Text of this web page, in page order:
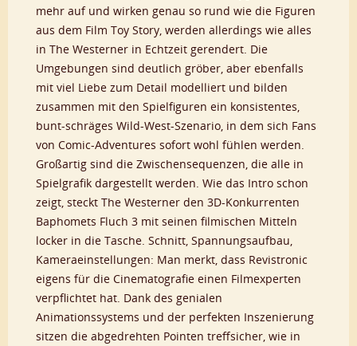
mehr auf und wirken genau so rund wie die Figuren
aus dem Film Toy Story, werden allerdings wie alles
in The Westerner in Echtzeit gerendert. Die
Umgebungen sind deutlich gröber, aber ebenfalls
mit viel Liebe zum Detail modelliert und bilden
zusammen mit den Spielfiguren ein konsistentes,
bunt-schräges Wild-West-Szenario, in dem sich Fans
von Comic-Adventures sofort wohl fühlen werden.
Großartig sind die Zwischensequenzen, die alle in
Spielgrafik dargestellt werden. Wie das Intro schon
zeigt, steckt The Westerner den 3D-Konkurrenten
Baphomets Fluch 3 mit seinen filmischen Mitteln
locker in die Tasche. Schnitt, Spannungsaufbau,
Kameraeinstellungen: Man merkt, dass Revistronic
eigens für die Cinematografie einen Filmexperten
verpflichtet hat. Dank des genialen
Animationssystems und der perfekten Inszenierung
sitzen die abgedrehten Pointen treffsicher, wie in